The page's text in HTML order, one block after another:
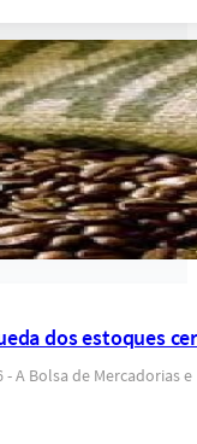
dos estoques
A Bolsa de Mercadorias